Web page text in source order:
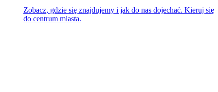
Zobacz, gdzie się znajdujemy i jak do nas dojechać. Kieruj się
do centrum miasta.